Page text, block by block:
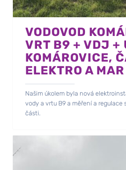
VODOVOD
VRT B9 + VDJ +
KOMÁROVICE,
ELEKTRO A MAR
Našim úkolem byla nová
vody a vrtu B9 a měření a
části.